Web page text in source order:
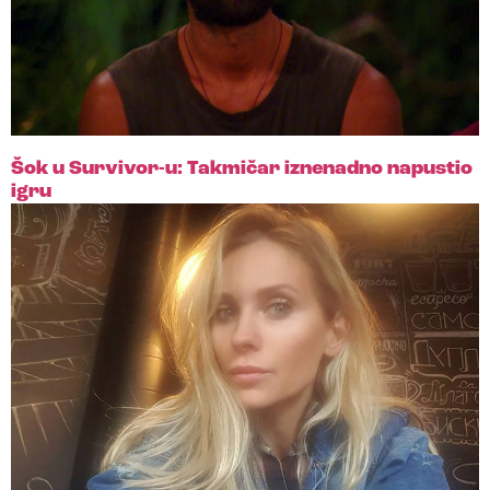
Šok u Survivor-u: Takmičar iznenadno napustio
igru